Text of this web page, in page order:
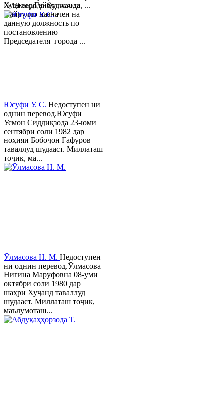
ХуджандГайбуллозода
Хайрулло назначен на
данную должность по
постановлению
Председателя города ...
№18 города Худжанда, ...
Юсуфӣ У. C. Недоступен ни
однин перевод.Юсуфӣ
Усмон Сиддиқзода 23-юми
сентябри соли 1982 дар
ноҳияи Бобоҷон Ғафуров
таваллуд шудааст. Миллаташ
тоҷик, ма...
Ӯлмасова Н. М. Недоступен
ни однин перевод.Ӯлмасова
Нигина Маруфовна 08-уми
октябри соли 1980 дар
шаҳри Хуҷанд таваллуд
шудааст. Миллаташ тоҷик,
маълумоташ...